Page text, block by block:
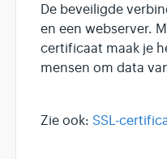
De beveiligde
en een webserver.
certificaat maak je
mensen om data
Zie ook: SSL-